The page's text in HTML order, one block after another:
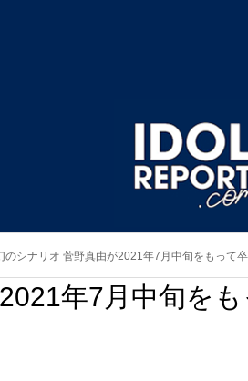
のシナリオ 菅野真由が2021年7月中旬をもって
年7月中旬をも